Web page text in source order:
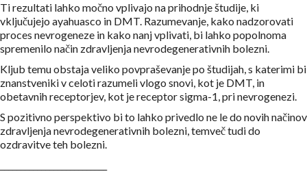
Ti rezultati lahko močno vplivajo na prihodnje študije, ki
vključujejo ayahuasco in DMT. Razumevanje, kako nadzorovati
proces nevrogeneze in kako nanj vplivati, bi lahko popolnoma
spremenilo način zdravljenja nevrodegenerativnih bolezni.
Kljub temu obstaja veliko povpraševanje po študijah, s katerimi bi
znanstveniki v celoti razumeli vlogo snovi, kot je DMT, in
obetavnih receptorjev, kot je receptor sigma-1, pri nevrogenezi.
S pozitivno perspektivo bi to lahko privedlo ne le do novih načinov
zdravljenja nevrodegenerativnih bolezni, temveč tudi do
ozdravitve teh bolezni.